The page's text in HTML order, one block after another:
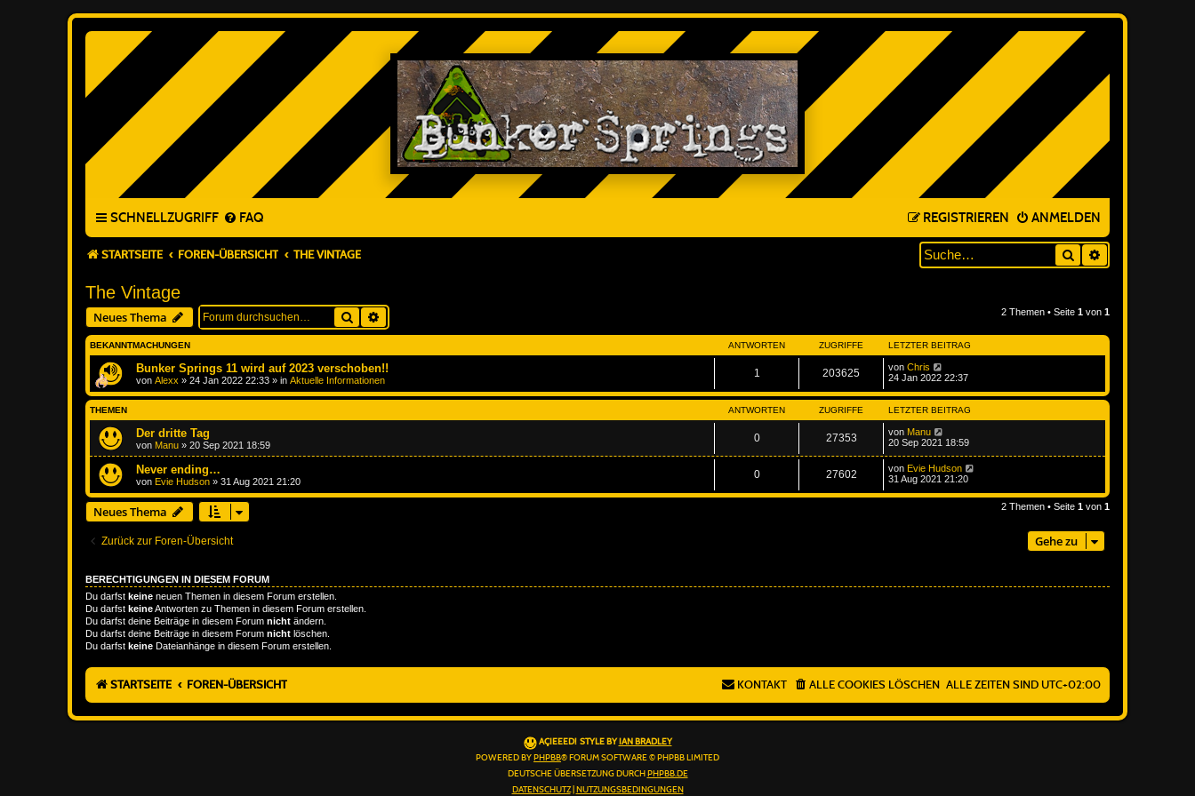
SCHNELLZUGRIFF FAQ ANMELDEN
REGISTRIEREN
STARTSEITE FOREN-ÜBERSICHT THE VINTAGE Suche
The Vintage
Neues Thema Suche 2 Themen • Seite 1 von 1
BEKANNTMACHUNGEN ANTWORTEN ZUGRIFFE LETZTER BEITRAG
Bunker Springs 11 wird auf 2023 verschoben!!
von Alexx » 24 Jan 2022 22:33 » in Aktuelle Informationen
1 203625 von Chris
24 Jan 2022 22:37
THEMEN ANTWORTEN ZUGRIFFE LETZTER BEITRAG
Der dritte Tag
von Manu » 20 Sep 2021 18:59
0 27353 von Manu
20 Sep 2021 18:59
Never ending…
von Evie Hudson » 31 Aug 2021 21:20
0 27602 von Evie Hudson
31 Aug 2021 21:20
Neues Thema 2 Themen • Seite 1 von 1
Zurück zur Foren-Übersicht Gehe zu
BERECHTIGUNGEN IN DIESEM FORUM
Du darfst keine neuen Themen in diesem Forum erstellen.
Du darfst keineAntworten zu Themen in diesem Forum erstellen.
Du darfst deine Beiträge in diesem Forum nicht ändern.
Du darfst deine Beiträge in diesem Forum nicht löschen.
Du darfst keine Dateianhänge in diesem Forum erstellen.
STARTSEITE FOREN-ÜBERSICHT ALLE ZEITEN SIND UTC+02:00
ALLE COOKIES LÖSCHEN
KONTAKT
AÇIEEED! STYLE BY IAN BRADLEY
POWERED BY PHPBB® FORUM SOFTWARE © PHPBB LIMITED
DEUTSCHE ÜBERSETZUNG DURCH PHPBB.DE
DATENSCHUTZ| NUTZUNGSBEDINGUNGEN